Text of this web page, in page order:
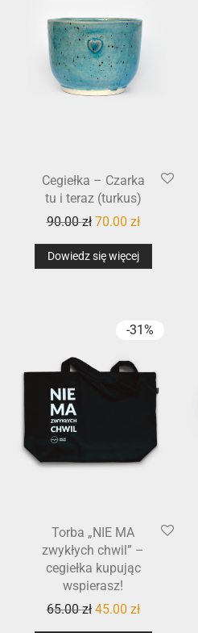
Cegiełka – Czarka
tu i teraz (turkus)
90.00zł 70.00 zł
Dowiedz się więcej
-31 %
Torba „NIE MA
zwykłych chwil” –
cegiełka kupując
wspierasz!
65.00zł 45.00 zł